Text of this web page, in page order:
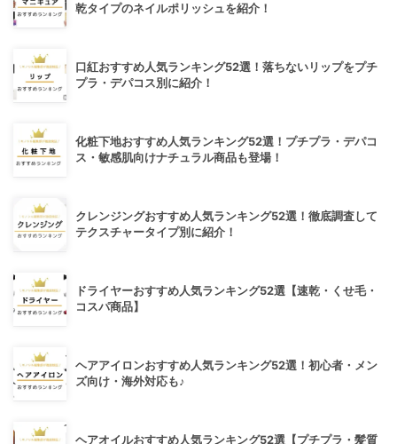
乾タイプのネイルポリッシュを紹介！
口紅おすすめ人気ランキング52選！落ちないリップをプチ
プラ・デパコス別に紹介！
化粧下地おすすめ人気ランキング52選！プチプラ・デパコ
ス・敏感肌向けナチュラル商品も登場！
クレンジングおすすめ人気ランキング52選！徹底調査して
テクスチャータイプ別に紹介！
ドライヤーおすすめ人気ランキング52選【速乾・くせ毛・
コスパ商品】
ヘアアイロンおすすめ人気ランキング52選！初心者・メン
ズ向け・海外対応も♪
ヘアオイルおすすめ人気ランキング52選【プチプラ・髪質